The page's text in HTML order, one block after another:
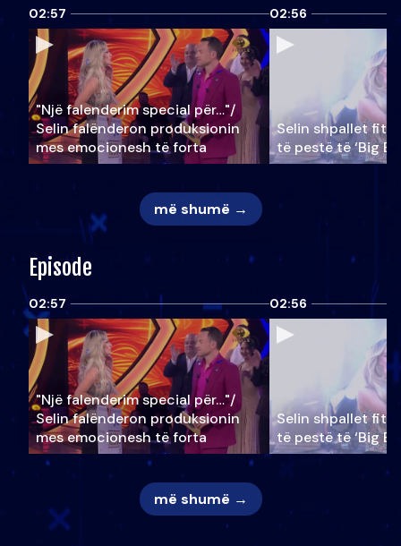
02:57
"Një falenderim special për…"/
Selin falënderon produksionin
mes emocionesh të forta
02:56
Selin shpallet
të pestë të ‘Big
më shumë →
Episode
02:57
"Një falenderim special për…"/
Selin falënderon produksionin
mes emocionesh të forta
02:56
Selin shpallet
të pestë të ‘Big
më shumë →